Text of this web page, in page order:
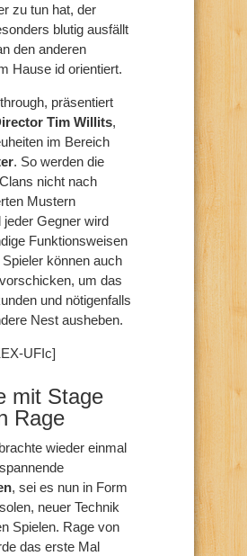
zu tun hat, der
blutig ausfällt
den anderen
Hause id orientiert.
präsentiert
Tim Willits,
im Bereich
. So werden die
nicht nach
Mustern
Gegner wird
Funktionsweisen
können auch
um das
und nötigenfalls
Nest ausheben.
UFIc]
mit Stage
Rage
wieder einmal
, sei es nun in Form
neuer Technik
Spielen. Rage von
das erste Mal